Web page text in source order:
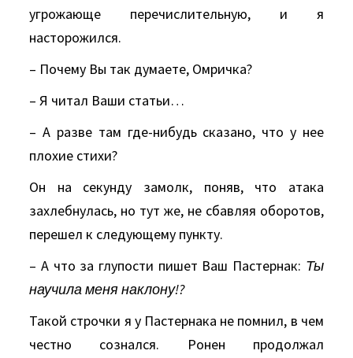
угрожающе перечислительную, и я
насторожился.
– Почему Вы так думаете, Омричка?
– Я читал Ваши статьи…
– А разве там где-нибудь сказано, что у нее
плохие стихи?
Он на секунду замолк, поняв, что атака
захлебнулась, но тут же, не сбавляя оборотов,
перешел к следующему пункту.
– А что за глупости пишет Ваш Пастернак: Ты
научила меня наклону!?
Такой строчки я у Пастернака не помнил, в чем
честно сознался. Ронен продолжал